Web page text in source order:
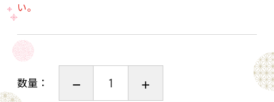
い。
数量：